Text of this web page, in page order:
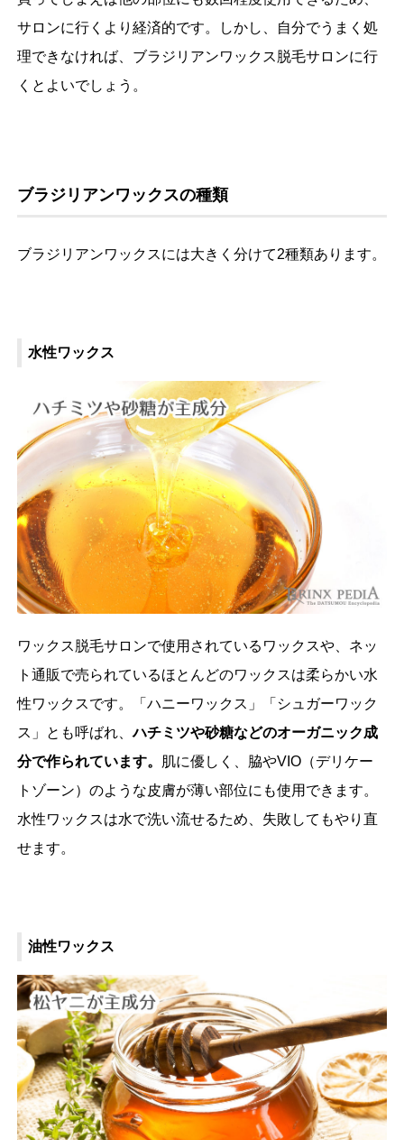
サロンに行くより経済的です。しかし、自分でうまく処
理できなければ、ブラジリアンワックス脱毛サロンに行
くとよいでしょう。
ブラジリアンワックスの種類
ブラジリアンワックスには大きく分けて2種類あります。
水性ワックス
ワックス脱毛サロンで使用されているワックスや、ネッ
ト通販で売られているほとんどのワックスは柔らかい水
性ワックスです。「ハニーワックス」「シュガーワック
ス」とも呼ばれ、ハチミツや砂糖などのオーガニック成
分で作られています。 肌に優しく、脇やVIO（デリケー
トゾーン）のような皮膚が薄い部位にも使用できます。
水性ワックスは水で洗い流せるため、失敗してもやり直
せます。
油性ワックス